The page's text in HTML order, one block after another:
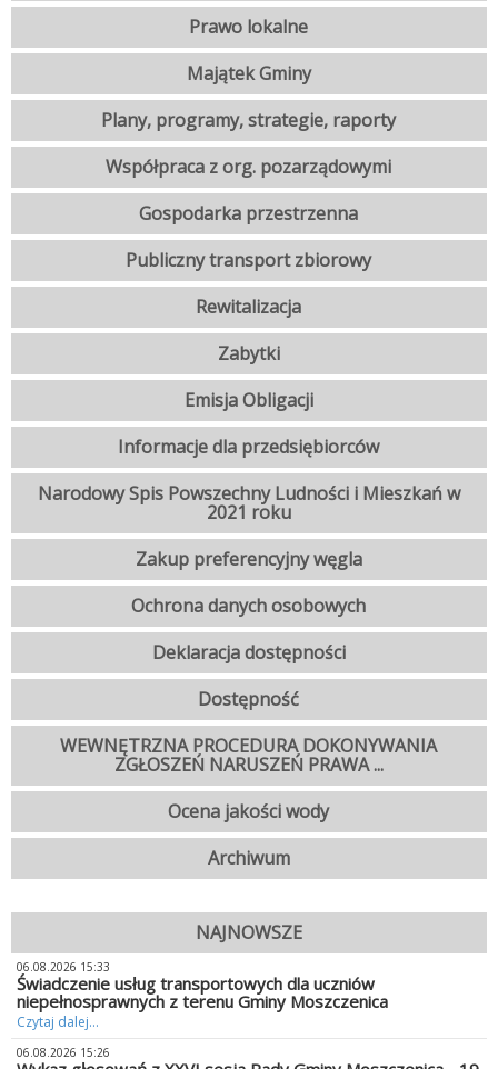
Prawo lokalne
Majątek Gminy
Plany, programy, strategie, raporty
Współpraca z org. pozarządowymi
Gospodarka przestrzenna
Publiczny transport zbiorowy
Rewitalizacja
Zabytki
Emisja Obligacji
Informacje dla przedsiębiorców
Narodowy Spis Powszechny Ludności i Mieszkań w
2021 roku
Zakup preferencyjny węgla
Ochrona danych osobowych
Deklaracja dostępności
Dostępność
WEWNĘTRZNA PROCEDURA DOKONYWANIA
ZGŁOSZEŃ NARUSZEŃ PRAWA ...
Ocena jakości wody
Archiwum
NAJNOWSZE
06.08.2026 15:33
Świadczenie usług transportowych dla uczniów
niepełnosprawnych z terenu Gminy Moszczenica
Czytaj dalej...
06.08.2026 15:26